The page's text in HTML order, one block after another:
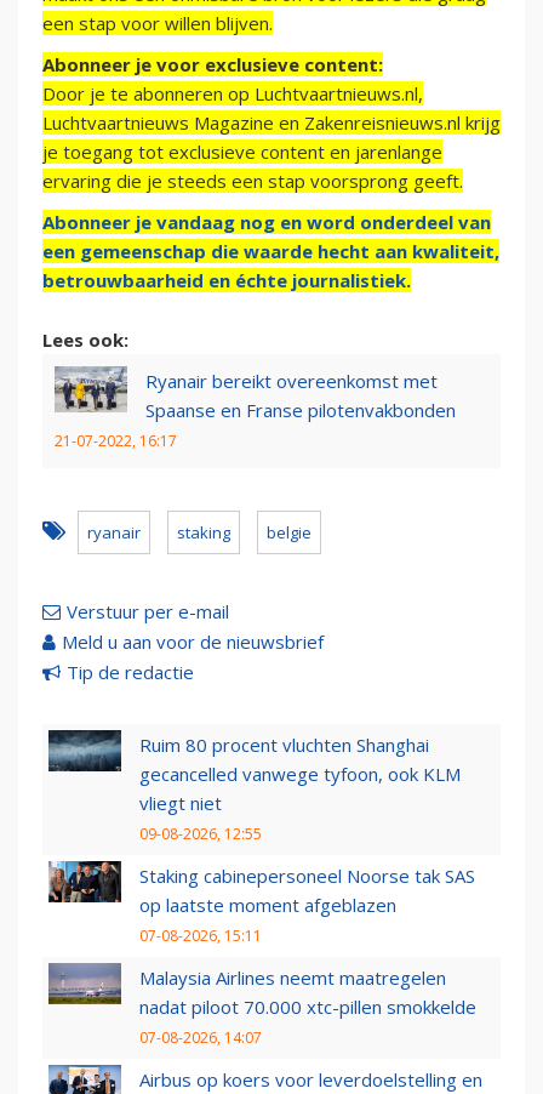
een stap voor willen blijven.
Abonneer je voor exclusieve content:
Door je te abonneren op Luchtvaartnieuws.nl,
Luchtvaartnieuws Magazine en Zakenreisnieuws.nl krijg
je toegang tot exclusieve content en jarenlange
ervaring die je steeds een stap voorsprong geeft.
Abonneer je vandaag nog en word onderdeel van
een gemeenschap die waarde hecht aan kwaliteit,
betrouwbaarheid en échte journalistiek.
Lees ook:
Ryanair bereikt overeenkomst met
Spaanse en Franse pilotenvakbonden
21-07-2022, 16:17
ryanair staking belgie
Verstuur per e-mail
Meld u aan voor de nieuwsbrief
Tip de redactie
Ruim 80 procent vluchten Shanghai
gecancelled vanwege tyfoon, ook KLM
vliegt niet
09-08-2026, 12:55
Staking cabinepersoneel Noorse tak SAS
op laatste moment afgeblazen
07-08-2026, 15:11
Malaysia Airlines neemt maatregelen
nadat piloot 70.000 xtc-pillen smokkelde
07-08-2026, 14:07
Airbus op koers voor leverdoelstelling en